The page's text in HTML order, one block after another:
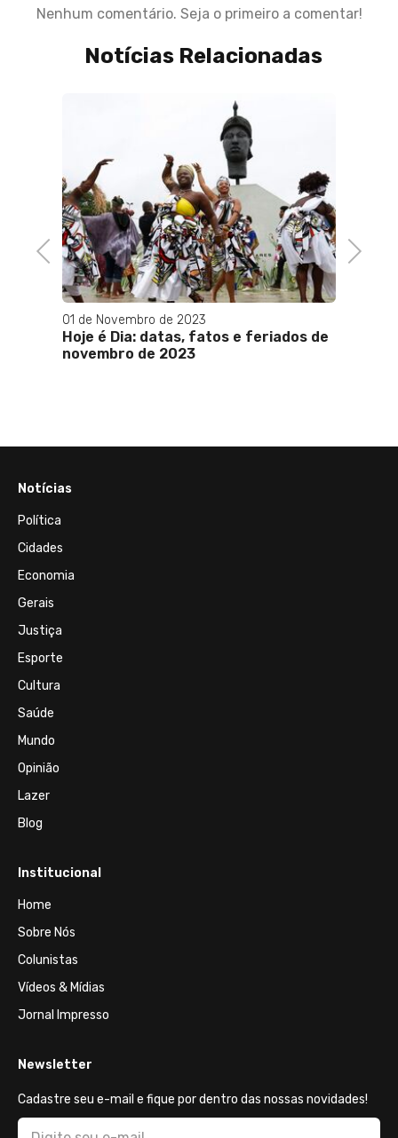
Nenhum comentário. Seja o primeiro a comentar!
Notícias Relacionadas
Previous
01 de Novembro de 2023
Hoje é Dia: datas, fatos e feriados de
novembro de 2023
30 de Agosto
Finalista de
Pereira,
única e
concurso
Brasil 2023
Next
Notícias
Política
Cidades
Economia
Gerais
Justiça
Esporte
Cultura
Saúde
Mundo
Opinião
Lazer
Blog
Institucional
Home
Sobre Nós
Colunistas
Vídeos & Mídias
Jornal Impresso
Newsletter
Cadastre seu e-mail e fique por dentro das nossas novidades!